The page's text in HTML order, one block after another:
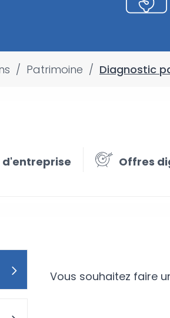
/ Patrimoine / Diagnostic
Offres
Vous souhaitez faire